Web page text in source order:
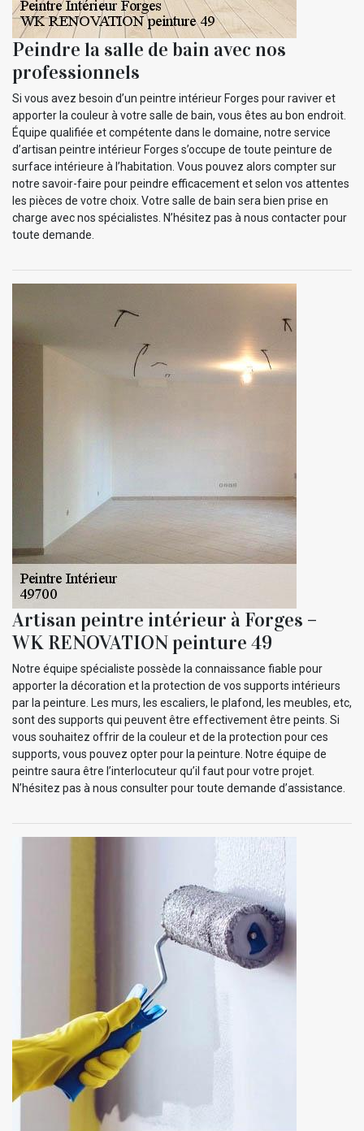
Peindre la salle de bain avec nos
professionnels
Si vous avez besoin d’un peintre intérieur Forges pour raviver et
apporter la couleur à votre salle de bain, vous êtes au bon endroit.
Équipe qualifiée et compétente dans le domaine, notre service
d’artisan peintre intérieur Forges s’occupe de toute peinture de
surface intérieure à l’habitation. Vous pouvez alors compter sur
notre savoir-faire pour peindre efficacement et selon vos attentes
les pièces de votre choix. Votre salle de bain sera bien prise en
charge avec nos spécialistes. N’hésitez pas à nous contacter pour
toute demande.
Artisan peintre intérieur à Forges –
WK RENOVATION peinture 49
Notre équipe spécialiste possède la connaissance fiable pour
apporter la décoration et la protection de vos supports intérieurs
par la peinture. Les murs, les escaliers, le plafond, les meubles, etc,
sont des supports qui peuvent être effectivement être peints. Si
vous souhaitez offrir de la couleur et de la protection pour ces
supports, vous pouvez opter pour la peinture. Notre équipe de
peintre saura être l’interlocuteur qu’il faut pour votre projet.
N’hésitez pas à nous consulter pour toute demande d’assistance.